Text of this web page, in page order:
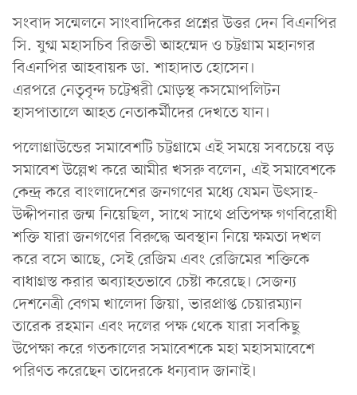
সংবাদ সন্মেলনে সাংবাদিকের প্রশ্নের উত্তর দেন বিএনপির
সি. যুগ্ম মহাসচিব রিজভী আহম্মেদ ও চট্টগ্রাম মহানগর
বিএনপির আহবায়ক ডা. শাহাদাত হোসেন।
এরপরে নেতৃবৃন্দ চট্টেশ্বরী মোড়স্থ কসমোপলিটন
হাসপাতালে আহত নেতাকর্মীদের দেখতে যান।
পলোগ্রাউন্ডের সমাবেশটি চট্টগ্রামে এই সময়ে সবচেয়ে বড়
সমাবেশ উল্লেখ করে আমীর খসরু বলেন, এই সমাবেশকে
কেন্দ্র করে বাংলাদেশের জনগণের মধ্যে যেমন উৎসাহ-
উদ্দীপনার জন্ম নিয়েছিল, সাথে সাথে প্রতিপক্ষ গণবিরোধী
শক্তি যারা জনগণের বিরুদ্ধে অবস্থান নিয়ে ক্ষমতা দখল
করে বসে আছে, সেই রেজিম এবং রেজিমের শক্তিকে
বাধাগ্রস্ত করার অব্যাহতভাবে চেষ্টা করেছে। সেজন্য
দেশনেত্রী বেগম খালেদা জিয়া, ভারপ্রাপ্ত চেয়ারম্যান
তারেক রহমান এবং দলের পক্ষ থেকে যারা সবকিছু
উপেক্ষা করে গতকালের সমাবেশকে মহা মহাসমাবেশে
পরিণত করেছেন তাদেরকে ধন্যবাদ জানাই।